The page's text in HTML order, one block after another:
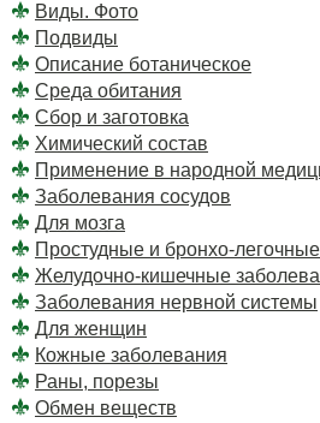
Виды. Фото
Подвиды
Описание ботаническое
Среда обитания
Сбор и заготовка
Химический состав
Применение в народной
Заболевания сосудов
Для мозга
Простудные и бронхо-
Желудочно-кишечные
Заболевания нервной системы
Для женщин
Кожные заболевания
Раны, порезы
Обмен веществ